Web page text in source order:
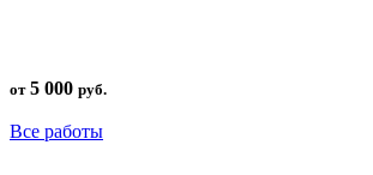
от5 000 руб.
Все работы